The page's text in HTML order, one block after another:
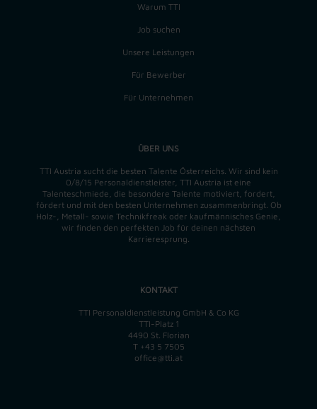
Warum TTI
Job suchen
Unsere Leistungen
Für Bewerber
Für Unternehmen
ÜBER UNS
TTI Austria sucht die besten Talente Österreichs. Wir sind kein
0/8/15 Personaldienstleister, TTI Austria ist eine
Talenteschmiede, die besondere Talente motiviert, fordert,
fördert und mit den besten Unternehmen zusammenbringt. Ob
Holz-, Metall- sowie Technikfreak oder kaufmännisches Genie,
wir finden den perfekten Job für deinen nächsten
Karrieresprung.
KONTAKT
TTI Personaldienstleistung GmbH & Co KG
TTI-Platz 1
4490 St. Florian
T +43 5 7505
office@tti.at